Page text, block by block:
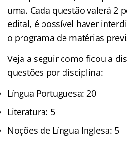
uma. Cada questão valerá 2
edital, é possível haver
o programa de matérias
Veja a seguir como ficou a
questões por disciplina:
Língua Portuguesa: 20
Literatura: 5
Noções de Língua Inglesa: 5